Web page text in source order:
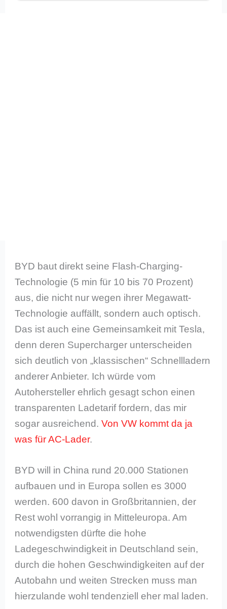
BYD baut direkt seine Flash-Charging-
Technologie (5 min für 10 bis 70 Prozent)
aus, die nicht nur wegen ihrer Megawatt-
Technologie auffällt, sondern auch optisch.
Das ist auch eine Gemeinsamkeit mit Tesla,
denn deren Supercharger unterscheiden
sich deutlich von „klassischen“ Schnellladern
anderer Anbieter. Ich würde vom
Autohersteller ehrlich gesagt schon einen
transparenten Ladetarif fordern, das mir
sogar ausreichend.Von VW kommt da ja
was für AC-Lader.
BYD will in China rund 20.000 Stationen
aufbauen und in Europa sollen es 3000
werden. 600 davon in Großbritannien, der
Rest wohl vorrangig in Mitteleuropa. Am
notwendigsten dürfte die hohe
Ladegeschwindigkeit in Deutschland sein,
durch die hohen Geschwindigkeiten auf der
Autobahn und weiten Strecken muss man
hierzulande wohl tendenziell eher mal laden.